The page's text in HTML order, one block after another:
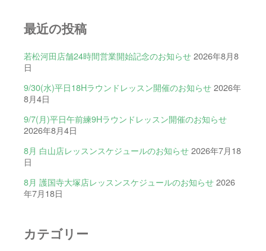
最近の投稿
若松河田店舗24時間営業開始記念のお知らせ 2026年8月8
日
9/30(水)平日18Hラウンドレッスン開催のお知らせ 2026年
8月4日
9/7(月)平日午前練9Hラウンドレッスン開催のお知らせ
2026年8月4日
8月 白山店レッスンスケジュールのお知らせ 2026年7月18
日
8月 護国寺大塚店レッスンスケジュールのお知らせ 2026
年7月18日
カテゴリー